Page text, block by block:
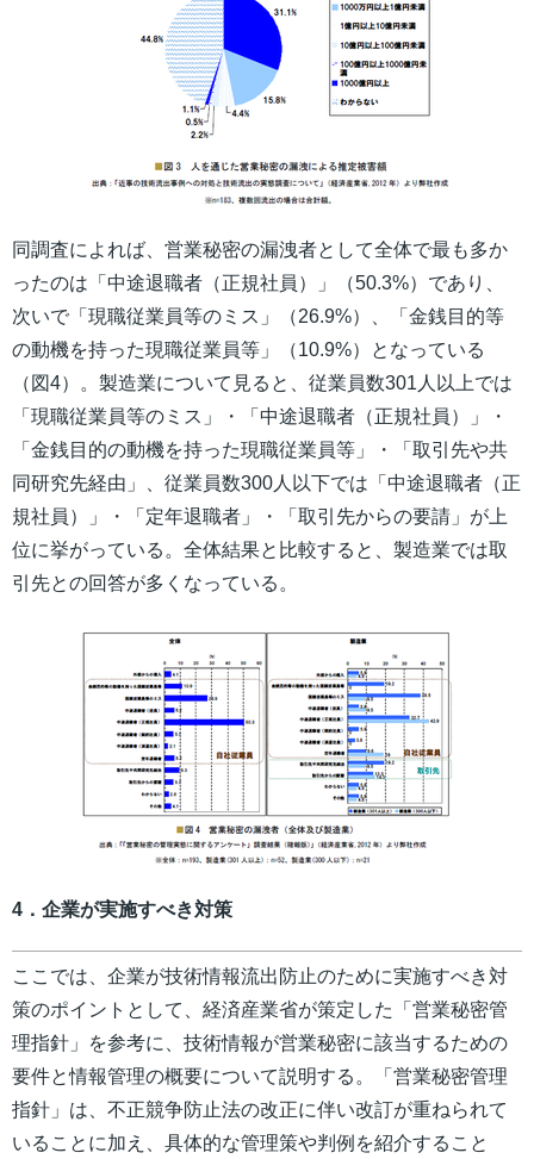
同調査によれば、営業秘密の漏洩者として全体で最も多か
ったのは「中途退職者（正規社員）」（50.3%）であり、
次いで「現職従業員等のミス」（26.9%）、「金銭目的等
の動機を持った現職従業員等」（10.9%）となっている
（図4）。製造業について見ると、従業員数301人以上では
「現職従業員等のミス」・「中途退職者（正規社員）」・
「金銭目的の動機を持った現職従業員等」・「取引先や共
同研究先経由」、従業員数300人以下では「中途退職者（正
規社員）」・「定年退職者」・「取引先からの要請」が上
位に挙がっている。全体結果と比較すると、製造業では取
引先との回答が多くなっている。
4．企業が実施すべき対策
ここでは、企業が技術情報流出防止のために実施すべき対
策のポイントとして、経済産業省が策定した「営業秘密管
理指針」を参考に、技術情報が営業秘密に該当するための
要件と情報管理の概要について説明する。「営業秘密管理
指針」は、不正競争防止法の改正に伴い改訂が重ねられて
いることに加え、具体的な管理策や判例を紹介すること